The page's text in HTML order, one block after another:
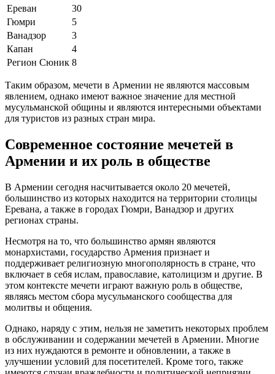
Ереван
30
Гюмри
5
Ванадзор
3
Капан
4
Регион Сюник 8
Таким образом, мечети в Армении не являются массовым
явлением, однако имеют важное значение для местной
мусульманской общины и являются интересными объектами
для туристов из разных стран мира.
Современное состояние мечетей в
Армении и их роль в обществе
В Армении сегодня насчитывается около 20 мечетей,
большинство из которых находится на территории столицы
Еревана, а также в городах Гюмри, Ванадзор и других
регионах страны.
Несмотря на то, что большинство армян являются
монархистами, государство Армения признает и
поддерживает религиозную многополярность в стране, что
включает в себя ислам, православие, католицизм и другие. В
этом контексте мечети играют важную роль в обществе,
являясь местом сбора мусульманского сообщества для
молитвы и общения.
Однако, наряду с этим, нельзя не заметить некоторых проблем
в обслуживании и содержании мечетей в Армении. Многие
из них нуждаются в ремонте и обновлении, а также в
улучшении условий для посетителей. Кроме того, также